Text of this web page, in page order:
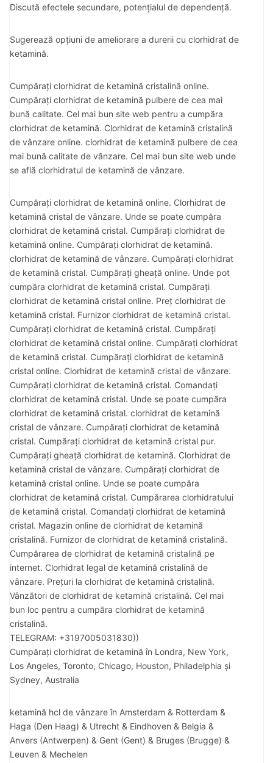
Discută efectele secundare, potențialul de dependență.
Sugerează opțiuni de ameliorare a durerii cu clorhidrat de
ketamină.
Cumpărați clorhidrat de ketamină cristalină online.
Cumpărați clorhidrat de ketamină pulbere de cea mai
bună calitate. Cel mai bun site web pentru a cumpăra
clorhidrat de ketamină. Clorhidrat de ketamină cristalină
de vânzare online. clorhidrat de ketamină pulbere de cea
mai bună calitate de vânzare. Cel mai bun site web unde
se află clorhidratul de ketamină de vânzare.
Cumpărați clorhidrat de ketamină online. Clorhidrat de
ketamină cristal de vânzare. Unde se poate cumpăra
clorhidrat de ketamină cristal. Cumpărați clorhidrat de
ketamină online. Cumpărați clorhidrat de ketamină.
clorhidrat de ketamină de vânzare. Cumpărați clorhidrat
de ketamină cristal. Cumpărați gheață online. Unde pot
cumpăra clorhidrat de ketamină cristal. Cumpărați
clorhidrat de ketamină cristal online. Preț clorhidrat de
ketamină cristal. Furnizor clorhidrat de ketamină cristal.
Cumpărați clorhidrat de ketamină cristal. Cumpărați
clorhidrat de ketamină cristal online. Cumpărați clorhidrat
de ketamină cristal. Cumpărați clorhidrat de ketamină
cristal online. Clorhidrat de ketamină cristal de vânzare.
Cumpărați clorhidrat de ketamină cristal. Comandați
clorhidrat de ketamină cristal. Unde se poate cumpăra
clorhidrat de ketamină cristal. clorhidrat de ketamină
cristal de vânzare. Cumpărați clorhidrat de ketamină
cristal. Cumpărați clorhidrat de ketamină cristal pur.
Cumpărați gheață clorhidrat de ketamină. Clorhidrat de
ketamină cristal de vânzare. Cumpărați clorhidrat de
ketamină cristal online. Unde se poate cumpăra
clorhidrat de ketamină cristal. Cumpărarea clorhidratului
de ketamină cristal. Comandați clorhidrat de ketamină
cristal. Magazin online de clorhidrat de ketamină
cristalină. Furnizor de clorhidrat de ketamină cristalină.
Cumpărarea de clorhidrat de ketamină cristalină pe
internet. Clorhidrat legal de ketamină cristalină de
vânzare. Prețuri la clorhidrat de ketamină cristalină.
Vânzători de clorhidrat de ketamină cristalină. Cel mai
bun loc pentru a cumpăra clorhidrat de ketamină
cristalină.
TELEGRAM: +3197005031830))
Cumpărați clorhidrat de ketamină în Londra, New York,
Los Angeles, Toronto, Chicago, Houston, Philadelphia și
Sydney, Australia
ketamină hcl de vânzare în Amsterdam & Rotterdam &
Haga (Den Haag) & Utrecht & Eindhoven & Belgia &
Anvers (Antwerpen) & Gent (Gent) & Bruges (Brugge) &
Leuven & Mechelen